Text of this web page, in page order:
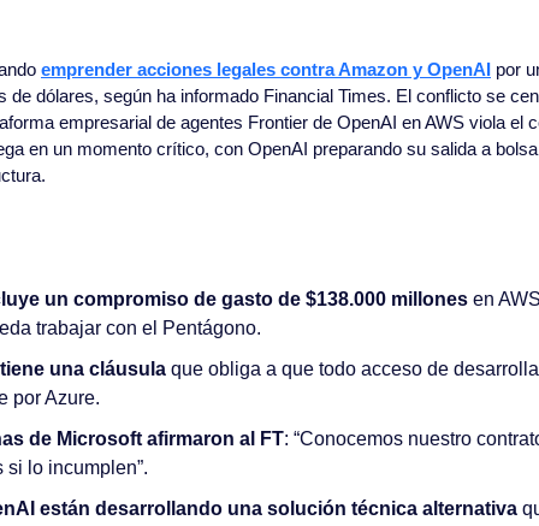
emprender acciones legales contra Amazon y OpenAI por
de dólares, según ha informado Financial Times. El conflicto se
empresarial de agentes Frontier de OpenAI en AWS viola el
en un momento crítico, con OpenAI preparando su salida a
un compromiso de gasto de $138.000 millones en
trabajar con el Pentágono.
una cláusula que obliga a que todo acceso de
por Azure.
de Microsoft afirmaron al FT: “Conocemos nuestro
si lo incumplen”.
están desarrollando una solución técnica alternativa